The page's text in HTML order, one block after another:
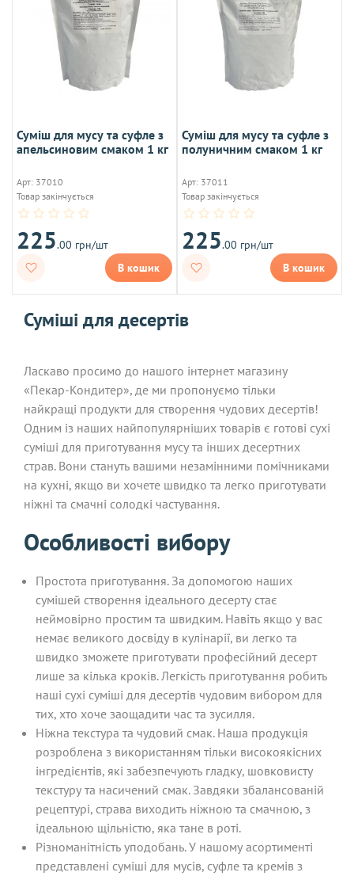
Суміш для мусу та суфле з
апельсиновим смаком 1 кг
Арт: 37010
Товар закінчується
225.00 грн/шт
В кошик
Суміш для мусу та суфле з
полуничним смаком 1 кг
Арт: 37011
Товар закінчується
225.00 грн/шт
В кошик
Суміші для десертів
Ласкаво просимо до нашого інтернет магазину
«Пекар-Кондитер», де ми пропонуємо тільки
найкращі продукти для створення чудових десертів!
Одним із наших найпопулярніших товарів є готові сухі
суміші для приготування мусу та інших десертних
страв. Вони стануть вашими незамінними помічниками
на кухні, якщо ви хочете швидко та легко приготувати
ніжні та смачні солодкі частування.
Особливості вибору
Простота приготування. За допомогою наших
сумішей створення ідеального десерту стає
неймовірно простим та швидким. Навіть якщо у вас
немає великого досвіду в кулінарії, ви легко та
швидко зможете приготувати професійний десерт
лише за кілька кроків. Легкість приготування робить
наші сухі суміші для десертів чудовим вибором для
тих, хто хоче заощадити час та зусилля.
Ніжна текстура та чудовий смак. Наша продукція
розроблена з використанням тільки високоякісних
інгредієнтів, які забезпечують гладку, шовковисту
текстуру та насичений смак. Завдяки збалансованій
рецептурі, страва виходить ніжною та смачною, з
ідеальною щільністю, яка тане в роті.
Різноманітність уподобань. У нашому асортименті
представлені суміші для мусів, суфле та кремів з